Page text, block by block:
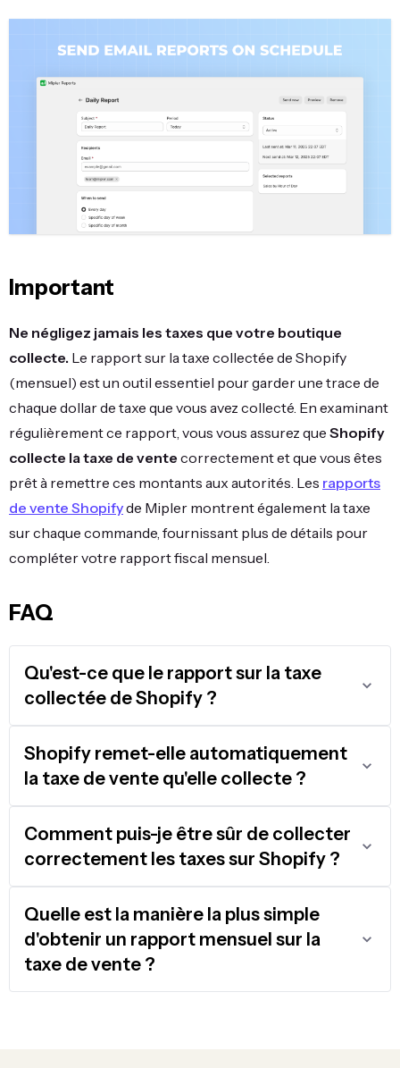
Important
Ne négligez jamais les taxes que votre boutique
collecte. Le rapport sur la taxe collectée de Shopify
(mensuel) est un outil essentiel pour garder une trace de
chaque dollar de taxe que vous avez collecté. En examinant
régulièrement ce rapport, vous vous assurez que Shopify
collecte la taxe de vente correctement et que vous êtes
prêt à remettre ces montants aux autorités. Les rapports
de vente Shopifyde Mipler montrent également la taxe
sur chaque commande, fournissant plus de détails pour
compléter votre rapport fiscal mensuel.
FAQ
Qu'est-ce que le rapport sur la taxe
collectée de Shopify ?
Shopify remet-elle automatiquement
la taxe de vente qu'elle collecte ?
Comment puis-je être sûr de collecter
correctement les taxes sur Shopify ?
Quelle est la manière la plus simple
d'obtenir un rapport mensuel sur la
taxe de vente ?